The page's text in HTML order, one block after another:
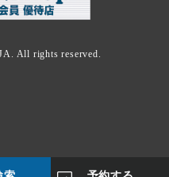
. All rights reserved.